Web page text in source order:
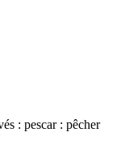
: pescar : pêcher